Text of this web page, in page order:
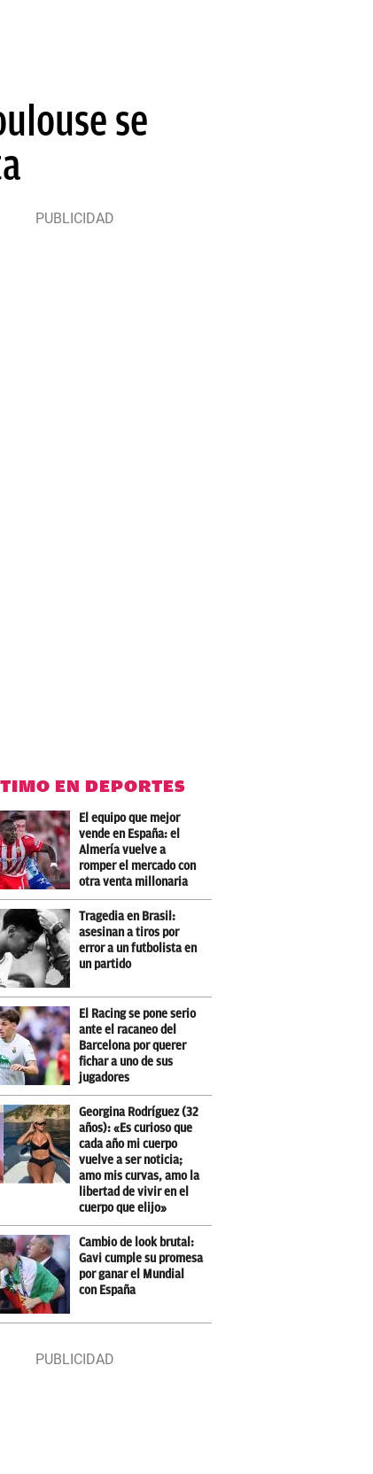
se
EN DEPORTES
El equipo que mejor
vende en España: el
Almería vuelve a
romper el mercado con
otra venta millonaria
Tragedia en Brasil:
asesinan a tiros por
error a un futbolista en
un partido
El Racing se pone serio
ante el racaneo del
Barcelona por querer
fichar a uno de sus
jugadores
Georgina Rodríguez (32
años): «Es curioso que
cada año mi cuerpo
vuelve a ser noticia;
amo mis curvas, amo la
libertad de vivir en el
cuerpo que elijo»
Cambio de look brutal:
Gavi cumple su promesa
por ganar el Mundial
con España